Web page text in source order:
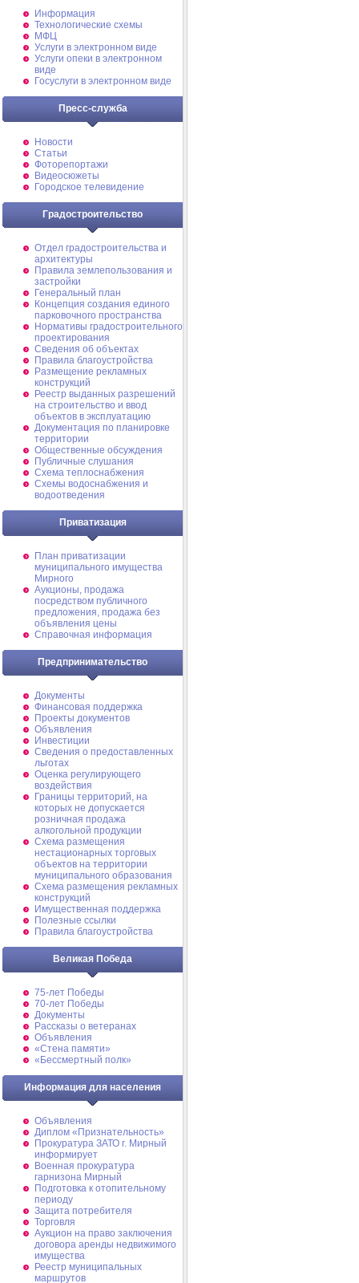
Информация
Технологические схемы
МФЦ
Услуги в электронном виде
Услуги опеки в электронном
виде
Госуслуги в электронном виде
Пресс-служба
Новости
Статьи
Фоторепортажи
Видеосюжеты
Городское телевидение
Градостроительство
Отдел градостроительства и
архитектуры
Правила землепользования и
застройки
Генеральный план
Концепция создания единого
парковочного пространства
Нормативы градостроительного
проектирования
Сведения об объектах
Правила благоустройства
Размещение рекламных
конструкций
Реестр выданных разрешений
на строительство и ввод
объектов в эксплуатацию
Документация по планировке
территории
Общественные обсуждения
Публичные слушания
Схема теплоснабжения
Схемы водоснабжения и
водоотведения
Приватизация
План приватизации
муниципального имущества
Мирного
Аукционы, продажа
посредством публичного
предложения, продажа без
объявления цены
Справочная информация
Предпринимательство
Документы
Финансовая поддержка
Проекты документов
Объявления
Инвестиции
Сведения о предоставленных
льготах
Оценка регулирующего
воздействия
Границы территорий, на
которых не допускается
розничная продажа
алкогольной продукции
Схема размещения
нестационарных торговых
объектов на территории
муниципального образования
Схема размещения рекламных
конструкций
Имущественная поддержка
Полезные ссылки
Правила благоустройства
Великая Победа
75-лет Победы
70-лет Победы
Документы
Рассказы о ветеранах
Объявления
«Стена памяти»
«Бессмертный полк»
Информация для населения
Объявления
Диплом «Признательность»
Прокуратура ЗАТО г. Мирный
информирует
Военная прокуратура
гарнизона Мирный
Подготовка к отопительному
периоду
Защита потребителя
Торговля
Аукцион на право заключения
договора аренды недвижимого
имущества
Реестр муниципальных
маршрутов